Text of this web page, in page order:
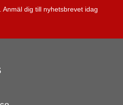
Anmäl dig till nyhetsbrevet idag